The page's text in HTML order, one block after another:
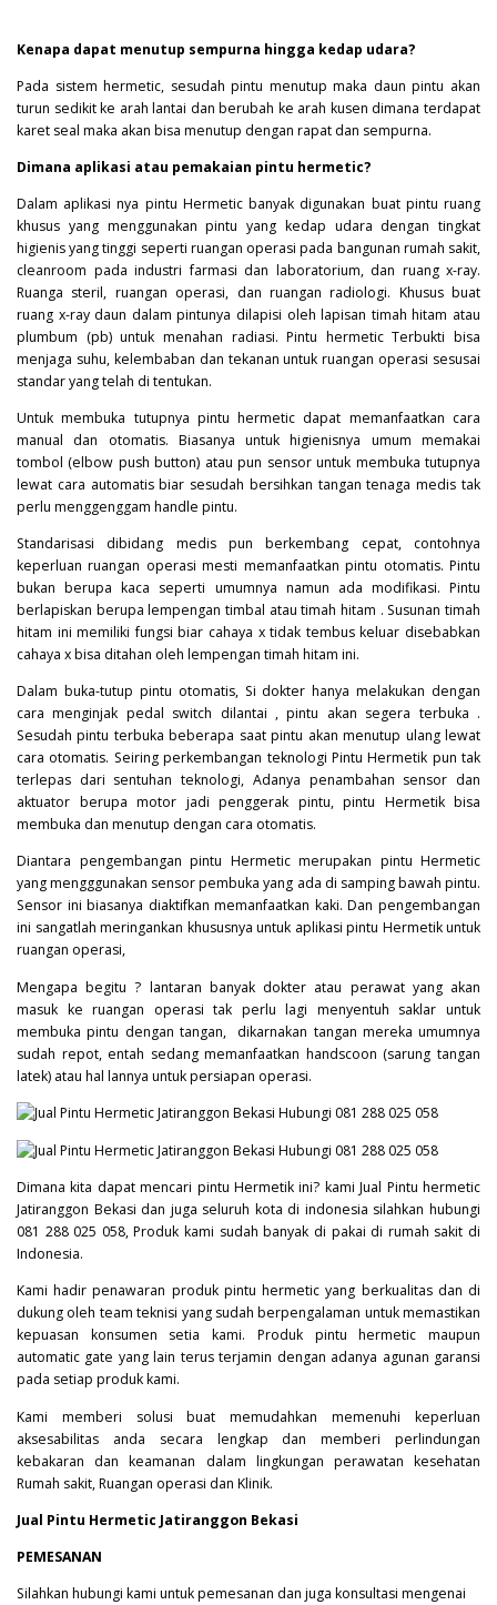
Kenapa dapat menutup sempurna hingga kedap udara?
Pada sistem hermetic, sesudah pintu menutup maka daun pintu akan
turun sedikit ke arah lantai dan berubah ke arah kusen dimana terdapat
karet seal maka akan bisa menutup dengan rapat dan sempurna.
Dimana aplikasi atau pemakaian pintu hermetic?
Dalam aplikasi nya pintu Hermeticbanyak digunakan buat pintu ruang
khusus yang menggunakan pintu yang kedap udara dengan tingkat
higienis yang tinggi seperti ruangan operasi pada bangunan rumah sakit,
cleanroom pada industri farmasi dan laboratorium, dan ruang x-ray.
Ruanga steril, ruangan operasi, dan ruangan radiologi. Khusus buat
ruang x-ray daun dalam pintunya dilapisi oleh lapisan timah hitam atau
plumbum (pb) untuk menahan radiasi. Pintu hermetic Terbukti bisa
menjaga suhu, kelembaban dan tekanan untuk ruangan operasi sesusai
standar yang telah di tentukan.
Untuk membuka tutupnya pintu hermetic dapat memanfaatkan cara
manual dan otomatis. Biasanya untuk higienisnya umum memakai
tombol (elbow push button) atau pun sensor untuk membuka tutupnya
lewat cara automatis biar sesudah bersihkan tangan tenaga medis tak
perlu menggenggam handle pintu.
Standarisasi dibidang medis pun berkembang cepat, contohnya
keperluan ruangan operasi mesti memanfaatkan pintu otomatis. Pintu
bukan berupa kaca seperti umumnya namun ada modifikasi. Pintu
berlapiskan berupa lempengan timbal atau timah hitam . Susunan timah
hitam ini memiliki fungsi biar cahaya x tidak tembus keluar disebabkan
cahaya x bisa ditahan oleh lempengan timah hitam ini.
Dalam buka-tutup pintu otomatis, Si dokter hanya melakukan dengan
cara menginjak pedal switch dilantai , pintu akan segera terbuka .
Sesudah pintu terbuka beberapa saat pintu akan menutup ulang lewat
cara otomatis. Seiring perkembangan teknologi Pintu Hermetik pun tak
terlepas dari sentuhan teknologi, Adanya penambahan sensor dan
aktuator berupa motor jadi penggerak pintu, pintu Hermetik bisa
membuka dan menutup dengan cara otomatis.
Diantara pengembangan pintu Hermetic merupakan pintu Hermetic
yang mengggunakan sensor pembuka yang ada di samping bawah pintu.
Sensor ini biasanya diaktifkan memanfaatkan kaki. Dan pengembangan
ini sangatlah meringankan khususnya untuk aplikasi pintu Hermetik untuk
ruangan operasi,
Mengapa begitu ? lantaran banyak dokter atau perawat yang akan
masuk ke ruangan operasi tak perlu lagi menyentuh saklar untuk
membuka pintu dengan tangan, dikarnakan tangan mereka umumnya
sudah repot, entah sedang memanfaatkan handscoon (sarung tangan
latek) atau hal lannya untuk persiapan operasi.
Dimana kita dapat mencari pintu Hermetik ini? kami Jual Pintu hermetic
Jatiranggon Bekasi dan juga seluruh kota di indonesia silahkan hubungi
081 288 025 058, Produk kami sudah banyak di pakai di rumah sakit di
Indonesia.
Kami hadir penawaran produk pintu hermetic yang berkualitas dan di
dukung oleh team teknisi yang sudah berpengalaman untuk memastikan
kepuasan konsumen setia kami. Produk pintu hermetic maupun
automatic gate yang lain terus terjamin dengan adanya agunan garansi
pada setiap produk kami.
Kami memberi solusi buat memudahkan memenuhi keperluan
aksesabilitas anda secara lengkap dan memberi perlindungan
kebakaran dan keamanan dalam lingkungan perawatan kesehatan
Rumah sakit, Ruangan operasi dan Klinik.
Jual Pintu Hermetic Jatiranggon Bekasi
PEMESANAN
Silahkan hubungi kami untuk pemesanan dan juga konsultasi mengenai